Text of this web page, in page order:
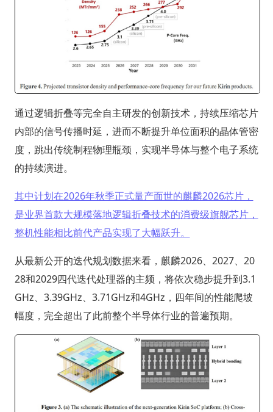
通过逻辑折叠等完全自主研发的创新技术，持续压缩芯片
内部的信号传播时延，进而不断提升单位面积的晶体管密
度，跳出传统制程物理瓶颈，实现半导体与整个电子系统
的持续演进。
其中计划在2026年秋季正式量产面世的麒麟2026芯片，
是业界首款大规模落地逻辑折叠技术的消费级旗舰芯片，
整机性能相比前代产品实现了大幅跃升。
从最新公开的迭代规划数据来看，麒麟2026、2027、20
28和2029四代迭代处理器的主频，将依次稳步提升到3.1
GHz、3.39GHz、3.71GHz和4GHz，四年间的性能爬坡
幅度，完全超出了此前整个半导体行业的普遍预期。